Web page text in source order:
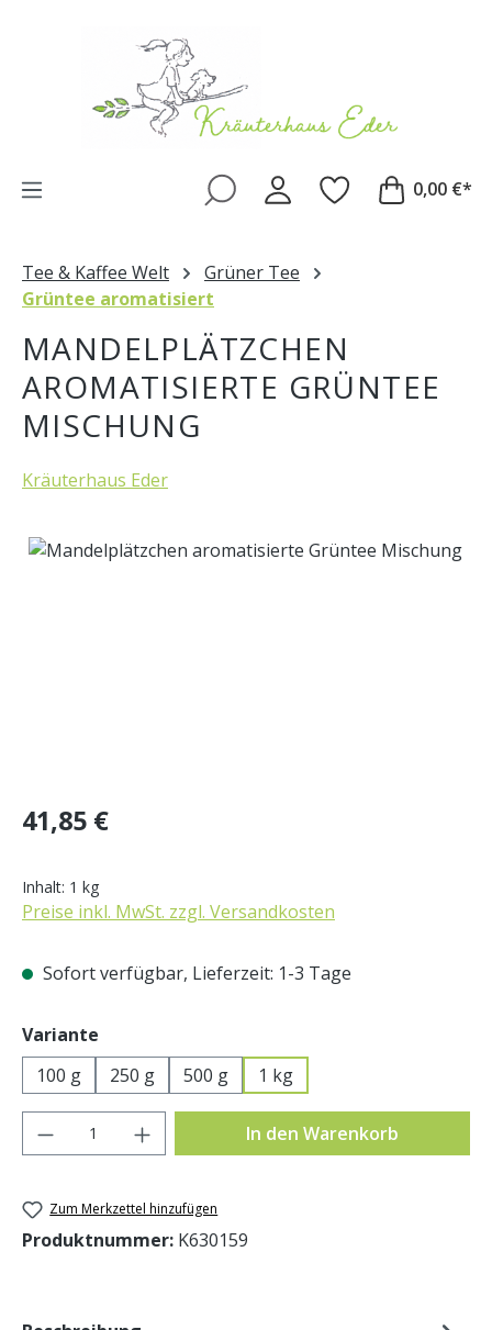
0,00 €*
Tee & Kaffee Welt
Grüner Tee
Grüntee aromatisiert
MANDELPLÄTZCHEN
AROMATISIERTE GRÜNTEE
MISCHUNG
Kräuterhaus Eder
Bildergalerie überspringen
Regulärer Preis:
41,85 €
Inhalt: 1 kg
Preise inkl. MwSt. zzgl. Versandkosten
Sofort verfügbar, Lieferzeit: 1-3 Tage
Variante
100 g
250 g 500 g 1 kg
Produkt Anzahl: Gib den gewünschten
In den Warenkorb
Zum Merkzettel hinzufügen
Produktnummer: K630159